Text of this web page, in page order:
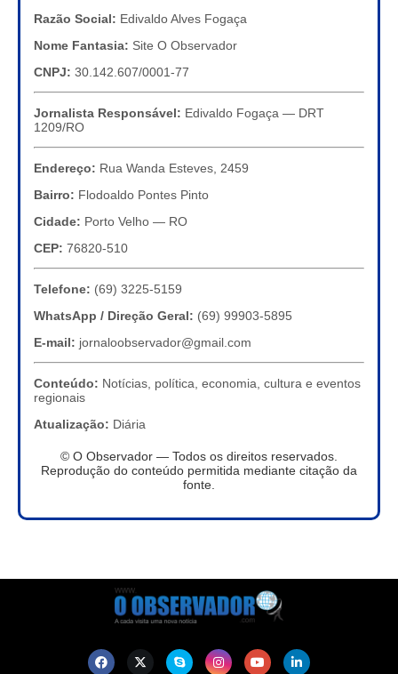
Razão Social: Edivaldo Alves Fogaça
Nome Fantasia: Site O Observador
CNPJ: 30.142.607/0001-77
Jornalista Responsável: Edivaldo Fogaça — DRT
1209/RO
Endereço: Rua Wanda Esteves, 2459
Bairro: Flodoaldo Pontes Pinto
Cidade: Porto Velho — RO
CEP: 76820-510
Telefone: (69) 3225-5159
WhatsApp / Direção Geral: (69) 99903-5895
E-mail: jornaloobservador@gmail.com
Conteúdo: Notícias, política, economia, cultura e eventos
regionais
Atualização: Diária
© O Observador — Todos os direitos reservados.
Reprodução do conteúdo permitida mediante citação da
fonte.